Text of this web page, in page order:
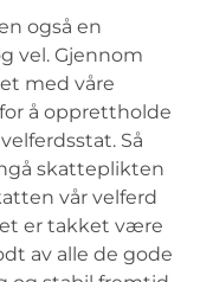
også en
vel. ​Gjennom
med ‌våre
å opprettholde
Så
skatteplikten
vår velferd
er takket være
av alle​ de gode‌